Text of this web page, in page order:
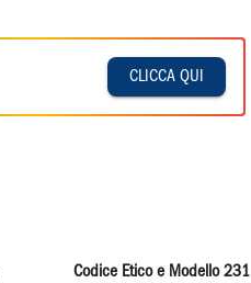
CLICCA QUI
Codice Etico e Modello 231